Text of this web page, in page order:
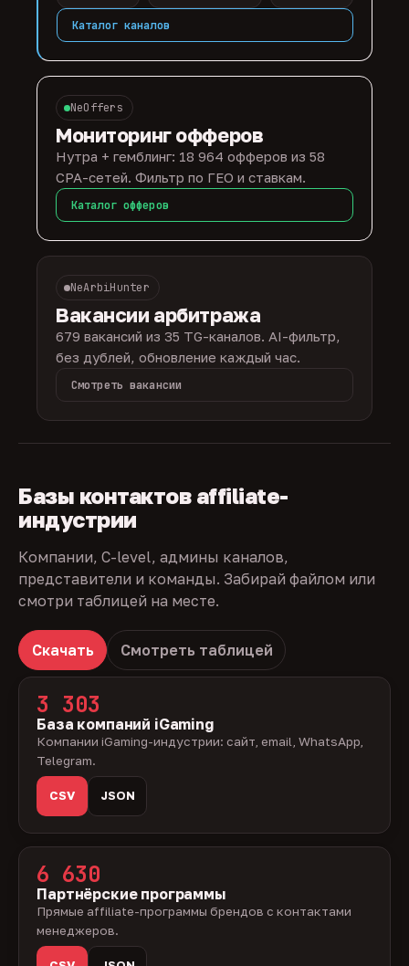
Каталог каналов
NeOffers
Мониторинг офферов
Нутра + гемблинг: 18 964 офферов из 58
CPA-сетей. Фильтр по ГЕО и ставкам.
Каталог офферов
NeArbiHunter
Вакансии арбитража
679 вакансий из 35 TG-каналов. AI-фильтр,
без дублей, обновление каждый час.
Смотреть вакансии
Базы контактов affiliate-
индустрии
Компании, C-level, админы каналов,
представители и команды. Забирай файлом или
смотри таблицей на месте.
Скачать Смотреть таблицей
3 303
База компаний iGaming
Компании iGaming-индустрии: сайт, email, WhatsApp,
Telegram.
CSV JSON
6 630
Партнёрские программы
Прямые affiliate-программы брендов с контактами
менеджеров.